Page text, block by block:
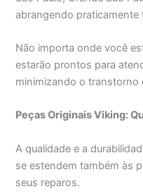
abrangendo
Não importa onde você
estarão prontos para
minimizando o transtorno
Peças Originais Viking:
A qualidade e a
se estendem também às
seus reparos.